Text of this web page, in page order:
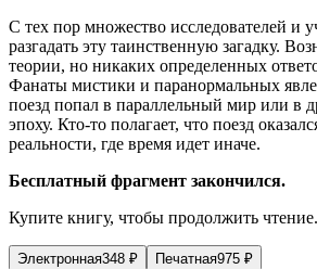
С тех пор множество исследователей и
разгадать эту таинственную загадку.
теории, но никаких определенных
Фанаты мистики и паранормальных
поезд попал в параллельный мир или в
эпоху. Кто-то полагает, что поезд
реальности, где время идет иначе.
Бесплатный фрагмент закончился.
Купите книгу, чтобы продолжить чтение.
Электронная348 ₽ Печатная975 ₽